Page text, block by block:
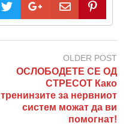
OLDER POST
ОСЛОБОДЕТЕ СЕ ОД
СТРЕСОТ Како
тренинзите за нервниот
систем можат да ви
помогнат!